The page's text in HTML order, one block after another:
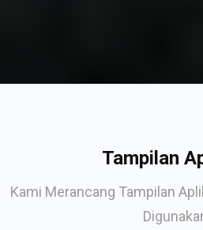
Tampilan
Kami Merancang Tampilan